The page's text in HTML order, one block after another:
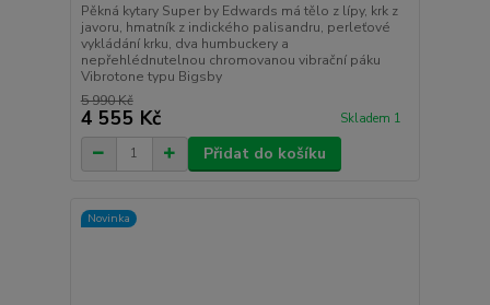
Pěkná kytary Super by Edwards má tělo z lípy, krk z
javoru, hmatník z indického palisandru, perleťové
vykládání krku, dva humbuckery a
nepřehlédnutelnou chromovanou vibrační páku
Vibrotone typu Bigsby
5 990 Kč
4 555 Kč Skladem 1
Přidat do košíku
Novinka